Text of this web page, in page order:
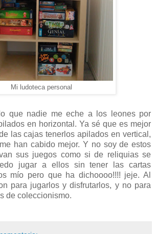
Mi ludoteca personal
que nadie me eche a los leones por
en horizontal. Ya sé que es mejor
las cajas tenerlos apilados en vertical,
han cabido mejor. Y no soy de estos
sus juegos como si de reliquias se
jugar a ellos sin tener las cartas
mío pero que ha dichoooo!!!! jeje. Al
para jugarlos y disfrutarlos, y no para
de coleccionismo.